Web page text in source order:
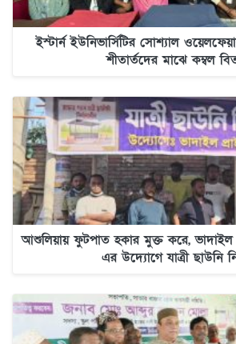
ইস্টার্ন ইউনিভার্সিটির সোশ্যাল
শীতার্তদের মাঝে কম্বল
আশুলিয়ায় ফুটপাত হকার মুক্ত করে, ভাদাইল
এর উদ্যোগে যাত্রী ছাউনি